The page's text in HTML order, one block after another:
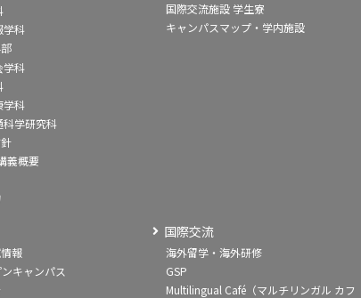
学科
学科
学科
科学研究科
義概要
国際交流施設 学生寮
キャンパスマップ・学内施設
報
キャンパス
国際交流
海外留学・海外研修
GSP
Multilingual Café（マルチリンガル カフ